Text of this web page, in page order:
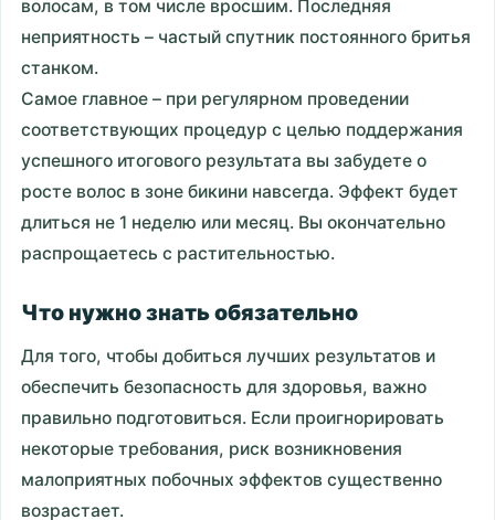
волосам, в том числе вросшим. Последняя
неприятность – частый спутник постоянного бритья
станком.
Самое главное – при регулярном проведении
соответствующих процедур с целью поддержания
успешного итогового результата вы забудете о
росте волос в зоне бикини навсегда. Эффект будет
длиться не 1 неделю или месяц. Вы окончательно
распрощаетесь с растительностью.
Что нужно знать обязательно
Для того, чтобы добиться лучших результатов и
обеспечить безопасность для здоровья, важно
правильно подготовиться. Если проигнорировать
некоторые требования, риск возникновения
малоприятных побочных эффектов существенно
возрастает.